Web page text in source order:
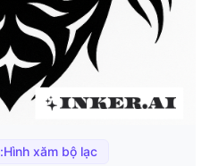
Hình xăm bộ lạc